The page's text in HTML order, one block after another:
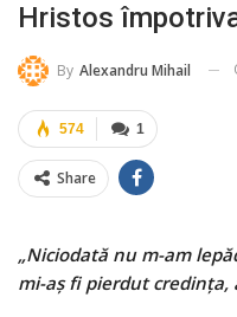
Hristos
By Alexandru Mihail
1
574
Share
„Niciodată nu m-am
mi-aș fi pierdut credința,